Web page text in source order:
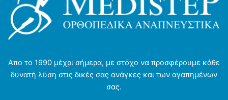
προϊόντος
του
προϊόντος
Απο το 1990 μέχρι σήμερα, με στόχο να προσφέρουμε κάθε
δυνατή λύση στις δικές σας ανάγκες και των αγαπημένων
σας.